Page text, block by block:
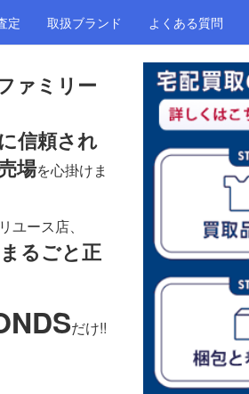
定 取扱ブランド よくある質問
ァミリー
信頼され
場を心掛けま
リユース店、
るごと正
だけ!!